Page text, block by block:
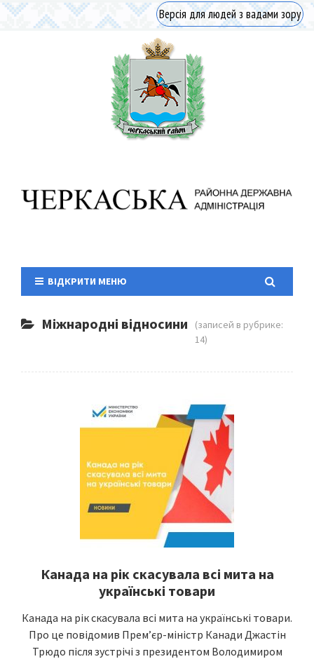
Версія для людей з вадами зору
ВІДКРИТИ МЕНЮ
Міжнародні відносини
(записей в рубрике:
14)
Канада на рік скасувала всі мита на
українські товари
Канада на рік скасувала всі мита на українські товари.
Про це повідомив Прем’єр-міністр Канади Джастін
Трюдо після зустрічі з президентом Володимиром